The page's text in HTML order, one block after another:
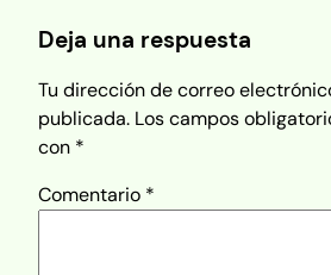
Deja una respuesta
Tu dirección de correo
publicada. Los campos
con *
Comentario *